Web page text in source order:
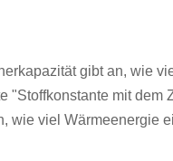
gibt an, wie
"Stoffkonstante mit
wie viel Wärmeenergie